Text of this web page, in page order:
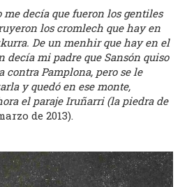
decía que fueron los gentiles
los cromlech que hay en
De un menhir que hay en el
decía mi padre que Sansón quiso
contra Pamplona, pero se le
y quedó en ese monte,
el paraje Iruñarri (la piedra de
de 2013).